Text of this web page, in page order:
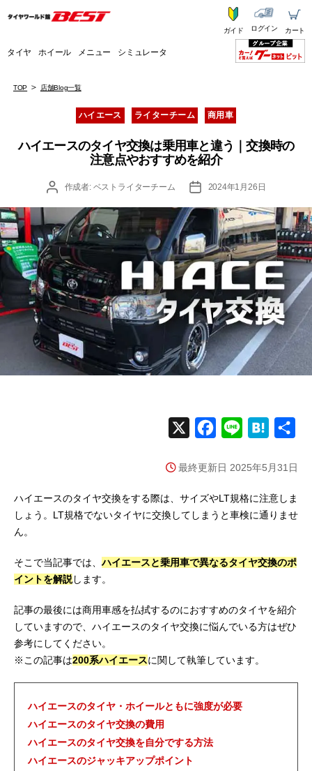
タイヤ ホイール メニュー シミュレータ
ガイド ログイン カート
TOP 店舗Blog一覧
カ
テ
リ
ー
ハイエース ライターチーム 商用車
ハイエースのタイヤ交換は乗用車と違う｜交換時の
注意点やおすすめを紹介
投
作成者: ベストライターチーム
投
日
2024年1月26日
c
b
n
t
n
最終更新日 2025年5月31日
ハイエースのタイヤ交換をする際は、サイズやLT規格に注意しま
しょう。LT規格でないタイヤに交換してしまうと車検に通りませ
ん。
そこで当記事では、ハイエースと乗用車で異なるタイヤ交換のポ
イントを解説します。
記事の最後には商用車感を払拭するのにおすすめのタイヤを紹介
していますので、ハイエースのタイヤ交換に悩んでいる方はぜひ
参考にしてください。
※この記事は200系ハイエースに関して執筆しています。
ハイエースのタイヤ・ホイールともに強度が必要
ハイエースのタイヤ交換の費用
ハイエースのタイヤ交換を自分でする方法
ハイエースのジャッキアップポイント